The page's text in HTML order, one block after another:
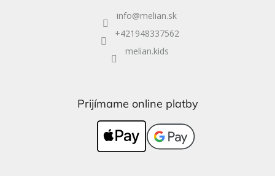
info@melian.sk
+421948337562
melian.kids
Prijímame online platby